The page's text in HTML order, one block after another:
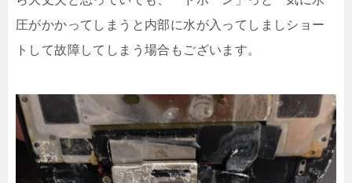
圧がかかってしまうと内部に水が入ってしましショー
トして故障してしまう場合もございます。